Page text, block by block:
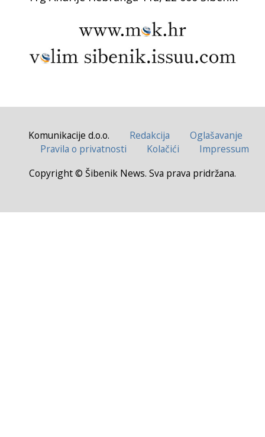
Komunikacije d.o.o. Redakcija
Oglašavanje
Pravila o privatnosti
Kolačići
Impressum
Copyright © Šibenik News. Sva prava pridržana.